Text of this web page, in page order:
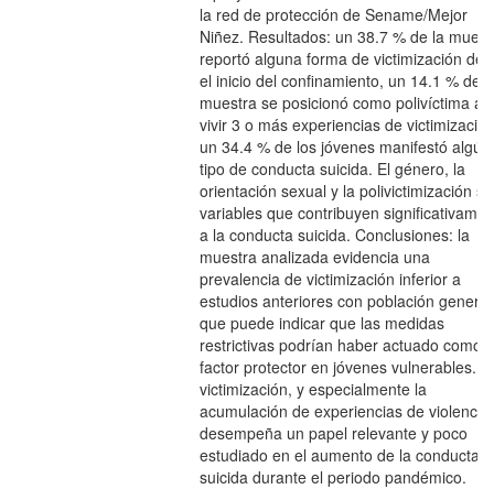
la red de protección de Sename/Mejor
Niñez. Resultados: un 38.7 % de la
reportó alguna forma de victimización
el inicio del confinamiento, un 14.1 % de
muestra se posicionó como polivíctima al
vivir 3 o más experiencias de
un 34.4 % de los jóvenes manifestó algún
tipo de conducta suicida. El género, la
orientación sexual y la polivictimización
variables que contribuyen
a la conducta suicida. Conclusiones: la
muestra analizada evidencia una
prevalencia de victimización inferior a
estudios anteriores con población
que puede indicar que las medidas
restrictivas podrían haber actuado como
factor protector en jóvenes vulnerables.
victimización, y especialmente la
acumulación de experiencias de violencia,
desempeña un papel relevante y poco
estudiado en el aumento de la conducta
suicida durante el periodo pandémico.